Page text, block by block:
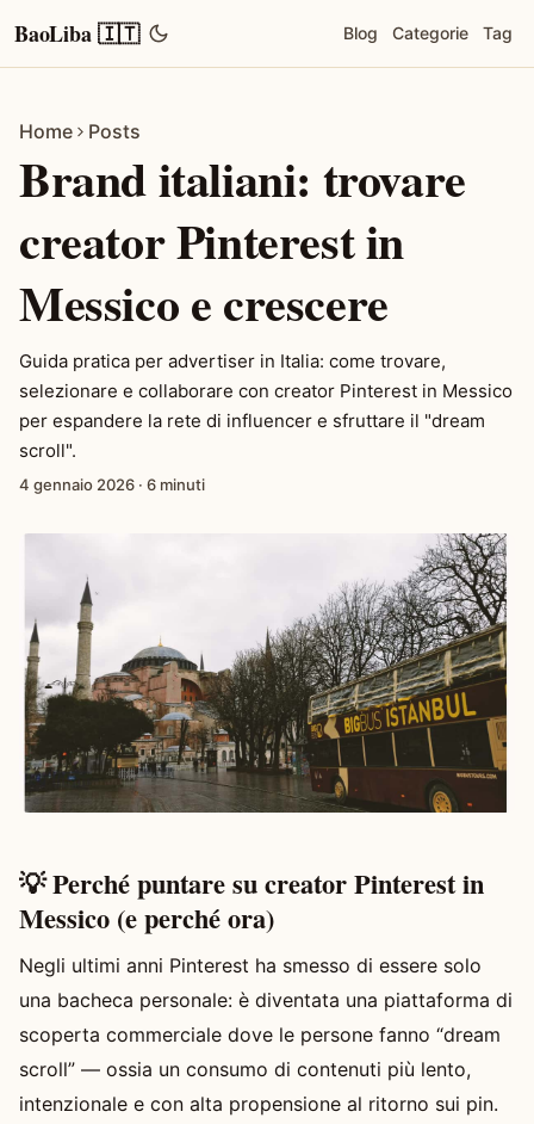
BaoLiba 🇮🇹 Blog Categorie Tag
Home Posts
Brand italiani: trovare
creator Pinterest in
Messico e crescere
Guida pratica per advertiser in Italia: come trovare,
selezionare e collaborare con creator Pinterest in Messico
per espandere la rete di influencer e sfruttare il "dream
scroll".
4 gennaio 2026 · 6 minuti
💡 Perché puntare su creator Pinterest in
Messico (e perché ora)
Negli ultimi anni Pinterest ha smesso di essere solo
una bacheca personale: è diventata una piattaforma di
scoperta commerciale dove le persone fanno “dream
scroll” — ossia un consumo di contenuti più lento,
intenzionale e con alta propensione al ritorno sui pin.